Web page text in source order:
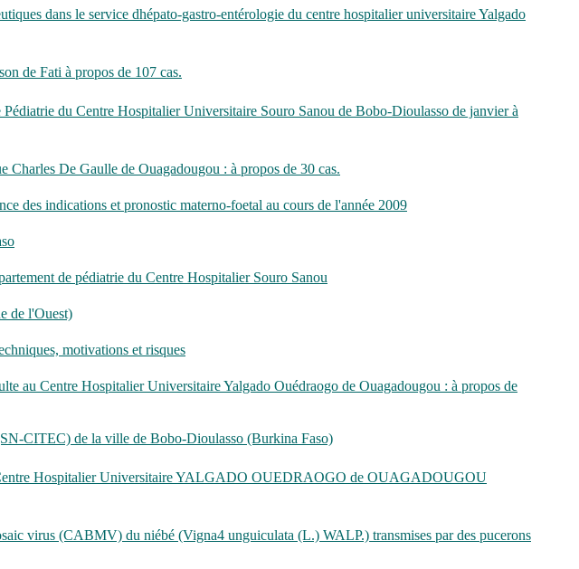
dans le service dhépato-gastro-entérologie du centre hospitalier universitaire Yalgado
de Fati à propos de 107 cas.
Pédiatrie du Centre Hospitalier Universitaire Souro Sanou de Bobo-Dioulasso de janvier à
Charles De Gaulle de Ouagadougou : à propos de 30 cas.
des indications et pronostic materno-foetal au cours de l'année 2009
de pédiatrie du Centre Hospitalier Souro Sanou
de l'Ouest)
motivations et risques
au Centre Hospitalier Universitaire Yalgado Ouédraogo de Ouagadougou : à propos de
CITEC) de la ville de Bobo-Dioulasso (Burkina Faso)
Centre Hospitalier Universitaire YALGADO OUEDRAOGO de OUAGADOUGOU
virus (CABMV) du niébé (Vigna4 unguiculata (L.) WALP.) transmises par des pucerons